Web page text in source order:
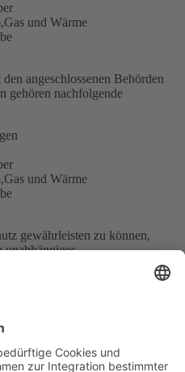
und Wärme
angeschlossenen Behörden
gehören nachfolgende
und Wärme
gewährleisten zu können,
unabhängiges
Mietpark zahlreiche
(Strom & Internet) über